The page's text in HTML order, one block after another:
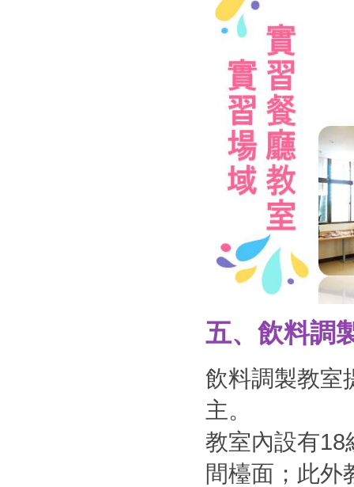
五、飲料調
飲料調製教室
主。
教室內設有18
間檯面；此外